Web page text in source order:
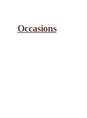
Occasions